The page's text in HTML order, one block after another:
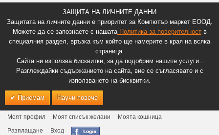
ЗАЩИТА НА ЛИЧНИТЕ ДАННИ
Защитата на личните данни е приоритет за Компютър маркет ЕООД.
Можете да се запознаете с нашатаПолитика за поверителноств
специалния раздел, връзка към който ще намерите в края на всяка
страница.
Сайта ни използва бисквитки, за да подобрим нашите услуги .
Разглеждайки съдържанието на сайта, вие се съгласявате и с
използването на бисквитки.
Приемам Научи повече
Моят профил Моят списък желани
Моята кошница
Разплащане
Вход